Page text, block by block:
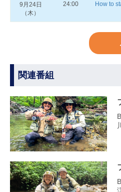
9月24日
（木）
24:00 How to
関連番組